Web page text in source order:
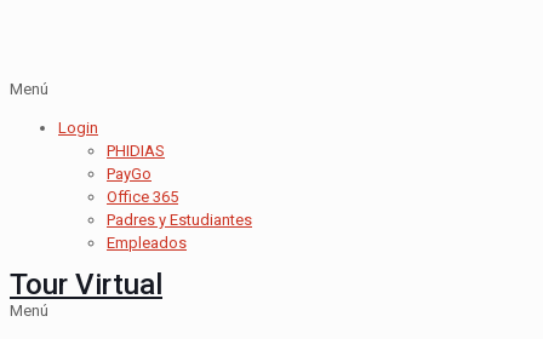
Menú
Login
PHIDIAS
PayGo
Office 365
Padres y Estudiantes
Empleados
Tour Virtual
Menú